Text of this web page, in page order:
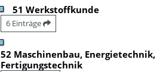
51 Werkstoffkunde
6 Einträge
52 Maschinenbau, Energietechnik,
Fertigungstechnik